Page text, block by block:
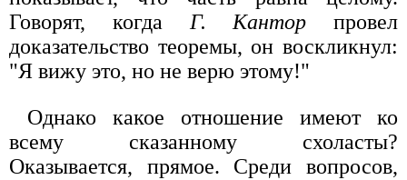
Говорят, когда Г. Кантор провел
доказательство теоремы, он воскликнул:
"Я вижу это, но не верю этому!"
Однако какое отношение имеют ко
всему сказанному схоласты?
Оказывается, прямое. Среди вопросов,